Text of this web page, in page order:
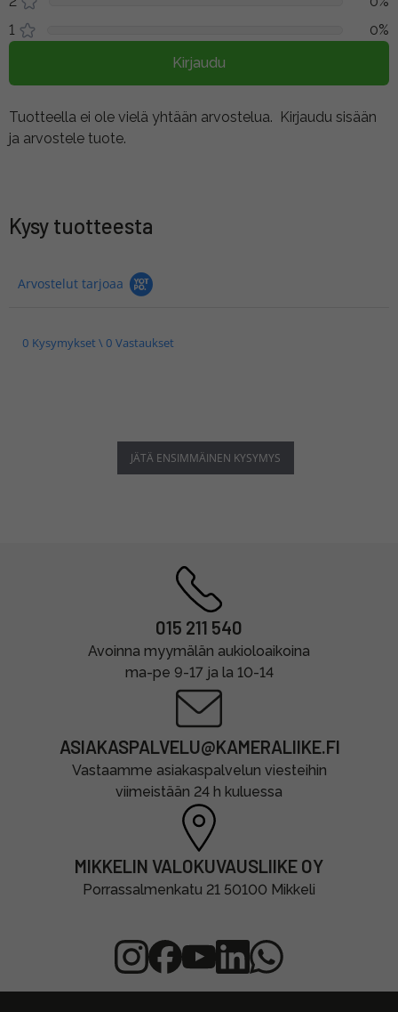
1
0%
Kirjaudu
Tuotteella ei ole vielä yhtään arvostelua. Kirjaudu sisään
ja arvostele tuote.
Kysy tuotteesta
Arvostelut tarjoaa
0 Kysymykset \ 0 Vastaukset
JÄTÄ ENSIMMÄINEN KYSYMYS
015 211 540
Avoinna myymälän aukioloaikoina
ma-pe 9-17 ja la 10-14
ASIAKASPALVELU@KAMERALIIKE.FI
Vastaamme asiakaspalvelun viesteihin
viimeistään 24 h kuluessa
MIKKELIN VALOKUVAUSLIIKE OY
Porrassalmenkatu 21 50100 Mikkeli